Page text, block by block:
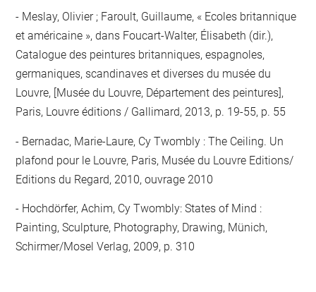
Meslay, Olivier ; Faroult, Guillaume, « Ecoles britannique
et américaine », dans Foucart-Walter, Élisabeth (dir.),
Catalogue des peintures britanniques, espagnoles,
germaniques, scandinaves et diverses du musée du
Louvre, [Musée du Louvre, Département des peintures],
Paris, Louvre éditions / Gallimard, 2013, p. 19-55, p. 55
Bernadac, Marie-Laure, Cy Twombly : The Ceiling. Un
plafond pour le Louvre, Paris, Musée du Louvre Editions/
Editions du Regard, 2010, ouvrage 2010
Hochdörfer, Achim, Cy Twombly: States of Mind :
Painting, Sculpture, Photography, Drawing, Münich,
Schirmer/Mosel Verlag, 2009, p. 310